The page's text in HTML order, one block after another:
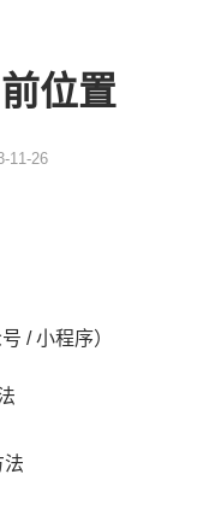
位置
11-26
/ 小程序）
法